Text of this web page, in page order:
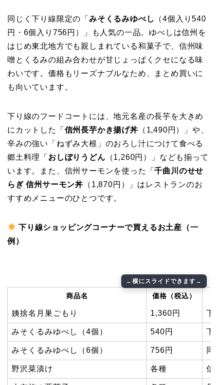
同じく下り線限定の「 みそくるみゆべし
（4個入り540
円・6個入り756円）」も人気の一品。ゆべしは信州を
はじめ東北地方でも親しまれている和菓子で、信州味
噌とくるみの組み合わせが甘じょっぱくクセになる味
わいです。価格もリーズナブルなため、まとめ買いに
も向いています。
下り線のフードコートには、地元名産の長芋を大きめ
にカットした「 信州長芋かき揚げ丼 （1,490円）」や、
辛みの強い「ねずみ大根」のおろし汁につけて食べる
郷土料理「 おしぼりうどん （1,260円）」なども揃って
います。また、信州サーモンを使った「千曲川のせせ
らぎ 信州サーモン丼 （1,870円）」はレストランのお
すすめメニューのひとつです。
下り線ショッピングコーナーで買えるお土産（一
例）
商品名 価格（税込）
姨捨名月巣ごもり 1,360円 下
みそくるみゆべし（4個） 540円 下
みそくるみゆべし（6個） 756円 同
野沢菜漬け 各種 信